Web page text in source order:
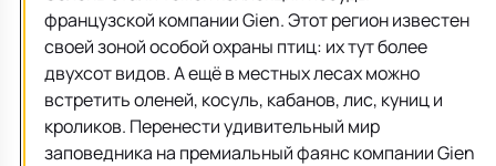
французской компании Gien. Этот регион известен
своей зоной особой охраны птиц: их тут более
двухсот видов. А ещё в местных лесах можно
встретить оленей, косуль, кабанов, лис, куниц и
кроликов. Перенести удивительный мир
заповедника на премиальный фаянс компании Gien